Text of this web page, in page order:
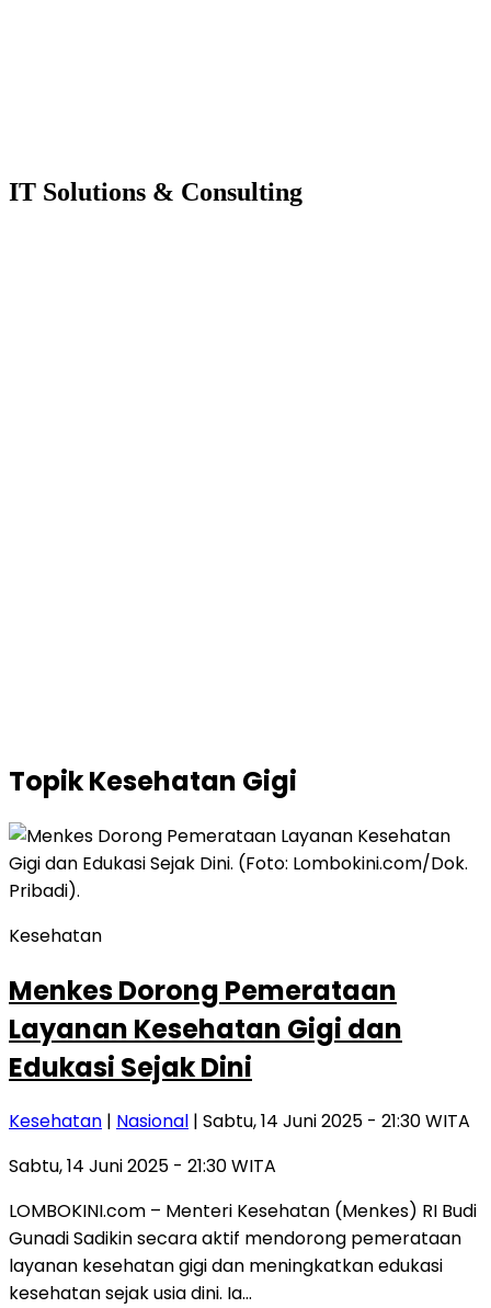
IT Solutions & Consulting
TopikKesehatan Gigi
Kesehatan
Menkes Dorong Pemerataan
Layanan Kesehatan Gigi dan
Edukasi Sejak Dini
Kesehatan | Nasional | Sabtu, 14 Juni 2025 - 21:30 WITA
Sabtu, 14 Juni 2025 - 21:30 WITA
LOMBOKINI.com – Menteri Kesehatan (Menkes) RI Budi
Gunadi Sadikin secara aktif mendorong pemerataan
layanan kesehatan gigi dan meningkatkan edukasi
kesehatan sejak usia dini. Ia…